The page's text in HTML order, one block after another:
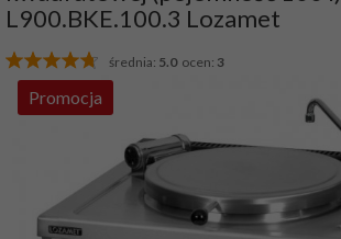
L900.BKE.100.3 Lozamet
średnia: 5.0ocen: 3
Promocja